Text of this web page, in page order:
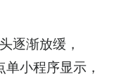
逐渐放缓，
小程序显示，